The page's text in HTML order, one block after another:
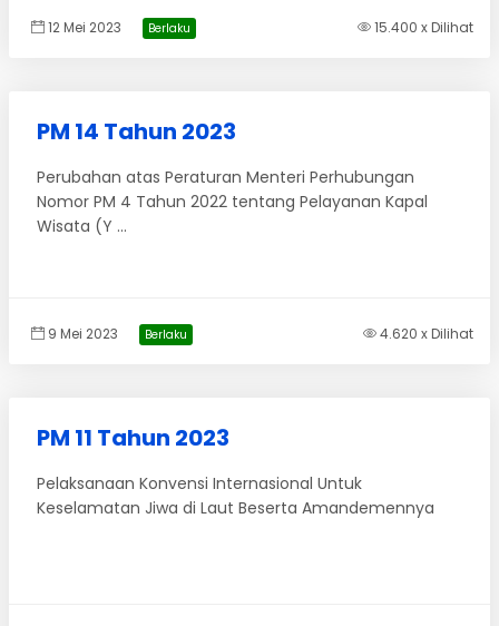
12 Mei 2023 Berlaku 15.400 x Dilihat
PM 14 Tahun 2023
Perubahan atas Peraturan Menteri Perhubungan
Nomor PM 4 Tahun 2022 tentang Pelayanan Kapal
Wisata (Y ...
9 Mei 2023 Berlaku 4.620 x Dilihat
PM 11 Tahun 2023
Pelaksanaan Konvensi Internasional Untuk
Keselamatan Jiwa di Laut Beserta Amandemennya